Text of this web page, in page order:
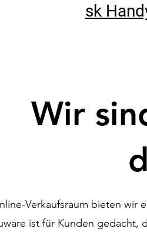
sk
Wir
Verkaufsraum bieten wir
ist für Kunden gedacht,